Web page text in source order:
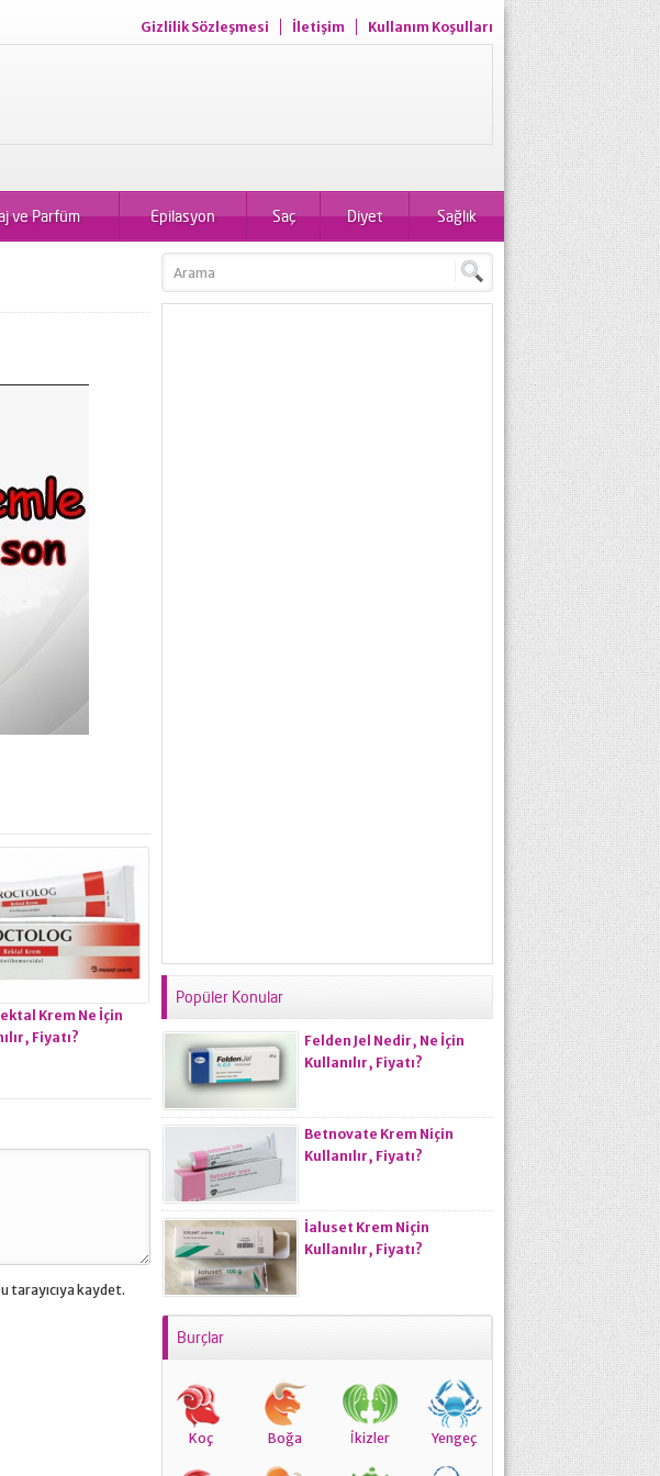
Gizlilik Sözleşmesi İletişim Kullanım Koşulları
ve Parfüm Epilasyon Saç Diyet Sağlık
Krem Ne İçin
Fiyatı?
tarayıcıya kaydet.
Popüler Konular
Felden Jel Nedir, Ne İçin
Kullanılır, Fiyatı?
Betnovate Krem Niçin
Kullanılır, Fiyatı?
İaluset Krem Niçin
Kullanılır, Fiyatı?
Burçlar
Koç Boğa İkizler Yengeç